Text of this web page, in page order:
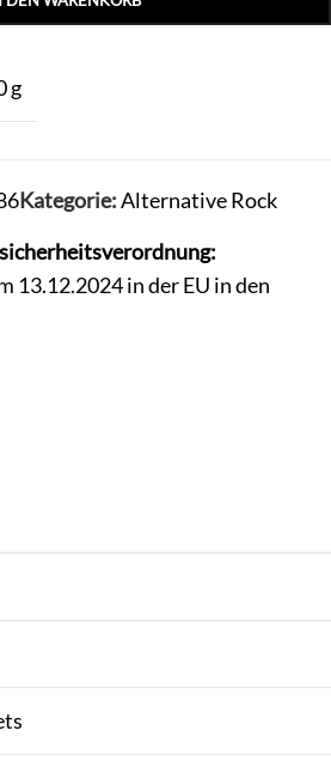
g
Kategorie:Alternative Rock
13.12.2024 in der EU in den